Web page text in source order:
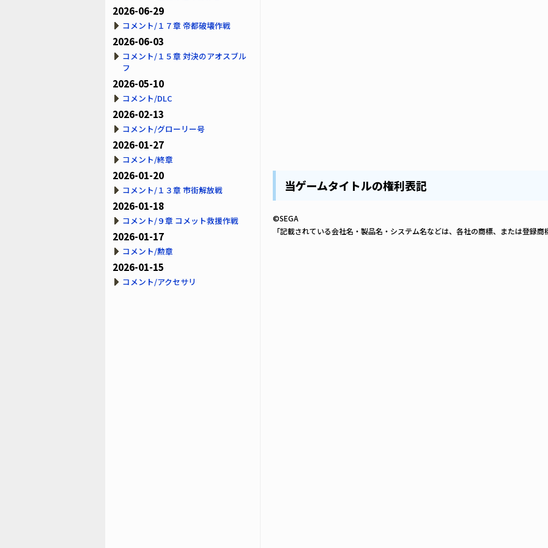
当ゲームタイトルの権利表記
©SEGA
「記載されている会社名・製品名・システム名などは、各社の商標、または登録商
2026-06-29
コメント/１７章 帝都破壊作戦
2026-06-03
コメント/１５章 対決のアオスブル
フ
2026-05-10
コメント/DLC
2026-02-13
コメント/グローリー号
2026-01-27
コメント/終章
2026-01-20
コメント/１３章 市街解放戦
2026-01-18
コメント/９章 コメット救援作戦
2026-01-17
コメント/勲章
2026-01-15
コメント/アクセサリ